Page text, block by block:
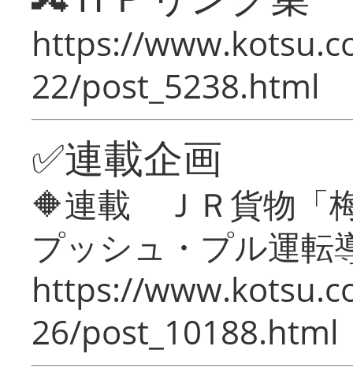
https://
22/post_5238.html
✅連載企画
🔶連載 ＪＲ貨物「
プッシュ・プル運転
https://
26/post_10188.html